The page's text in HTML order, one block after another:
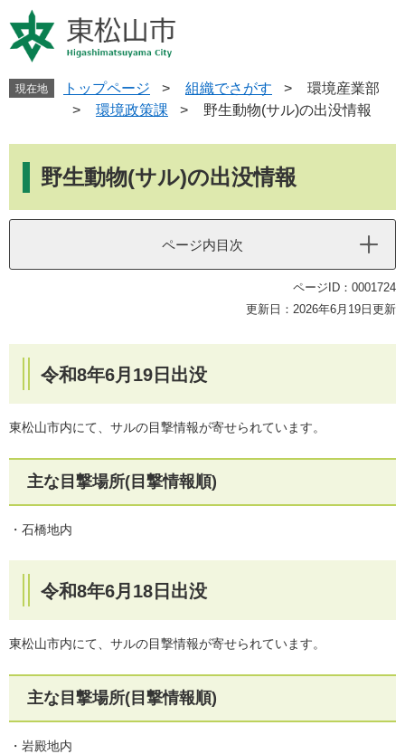
ー
ジ
す
ニ
ュ
し
へ
現在地 トップページ > 組織でさがす >
環境産業部
>
環境政策課 > 野生動物(サル)の出没情報
野生動物(サル)の出没情報
ページ内目次
ページID：0001724
更新日：2026年6月19日更新
令和8年6月19日出没
東松山市内にて、サルの目撃情報が寄せられています。
主な目撃場所(目撃情報順)
・石橋地内
令和8年6月18日出没
東松山市内にて、サルの目撃情報が寄せられています。
主な目撃場所(目撃情報順)
・岩殿地内